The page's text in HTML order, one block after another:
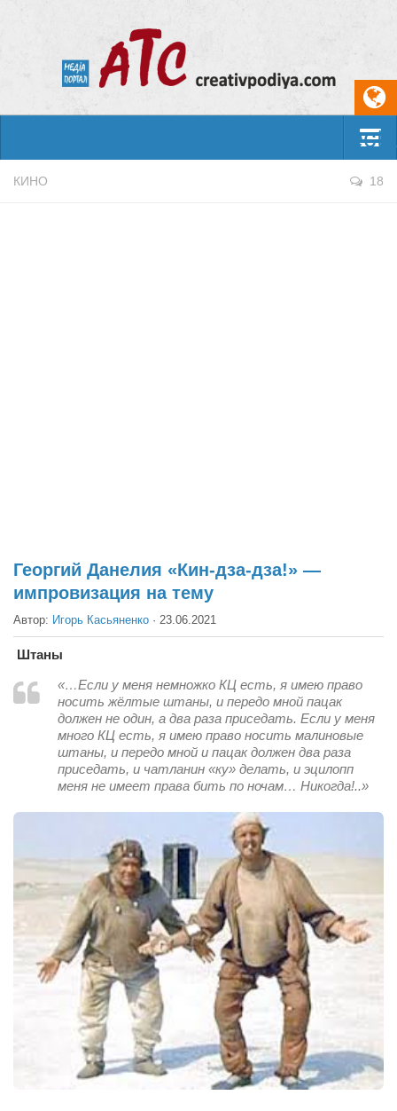
События
Факты
Выборы
Деньги
Традиции
Опросы
Экология
Здоровье
Здоровый образ жизни
Курьезы
Досье
Арт-менеджеры
Лариса Ильченко
Орест Коваль
Тамара Кубракова
Елена Мельник
Вера Паненко
КИНО 18
Георгий Данелия «Кин-дза-дза!» —
импровизация на тему
Автор: Игорь Касьяненко · 23.06.2021
Штаны
«…Если у меня немножко КЦ есть, я имею право
носить жёлтые штаны, и передо мной пацак
должен не один, а два раза приседать. Если у меня
много КЦ есть, я имею право носить малиновые
штаны, и передо мной и пацак должен два раза
приседать, и чатланин «ку» делать, и эцилопп
меня не имеет права бить по ночам… Никогда!..»